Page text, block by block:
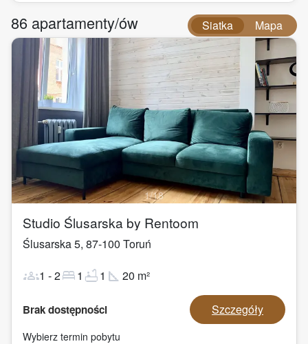
86 apartamenty/ów Siatka Mapa
1/18
Studio Ślusarska by Rentoom
Ślusarska 5, 87-100 Toruń
groups1 -2bed1 bathtub1 square_foot 20 m²
Brak dostępności Szczegóły
Wybierz termin pobytu